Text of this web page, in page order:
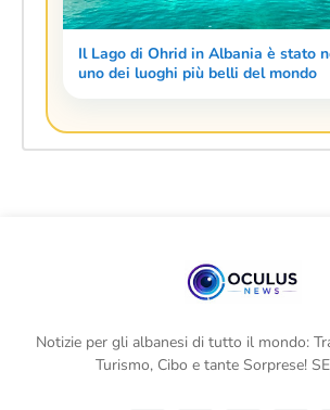
Il Lago di Ohrid in Albania è stato
uno dei luoghi più belli del mondo
Notizie per gli albanesi di tutto il mondo:
Turismo, Cibo e tante Sorprese!